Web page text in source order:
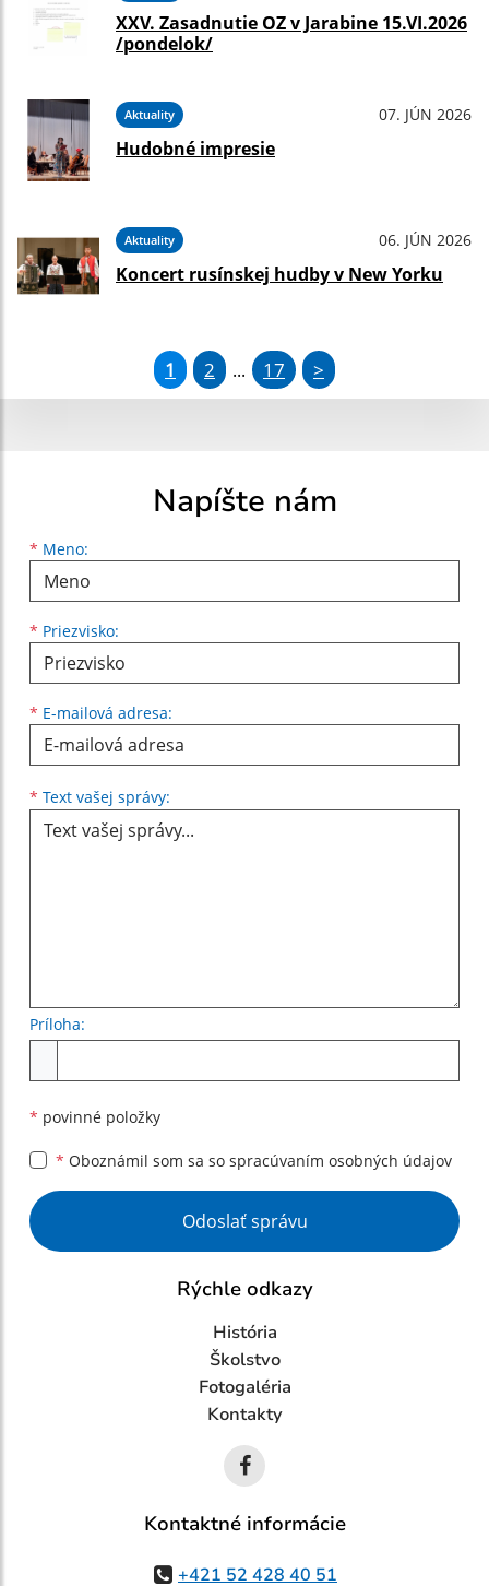
XXV. Zasadnutie OZ v Jarabine 15.VI.2026
/pondelok/
Aktuality 07. JÚN 2026
Hudobné impresie
Aktuality 06. JÚN 2026
Koncert rusínskej hudby v New Yorku
1 2 ... 17 >
Napíšte nám
* Meno:
Meno
* Priezvisko:
Priezvisko
* E-mailová adresa:
E-mailová adresa
* Text vašej správy:
Príloha:
* povinné položky
* Oboznámil som sa so spracúvaním osobných údajov
Google reCaptcha Response
Odoslať správu
Rýchle odkazy
História
Školstvo
Fotogaléria
Kontakty
Kontaktné informácie
+421 52 428 40 51